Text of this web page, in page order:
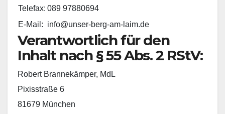
Telefax: 089 97880694
E-Mail: info@unser-berg-am-laim.de
Verantwortlich für den
Inhalt nach § 55 Abs. 2 RStV:
Robert Brannekämper, MdL
Pixisstraße 6
81679 München